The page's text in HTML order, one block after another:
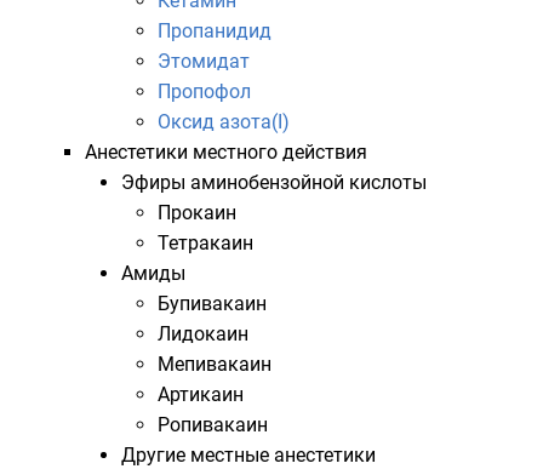
Пропанидид
Этомидат
Пропофол
Оксид азота(I)
Анестетики местного действия
Эфиры аминобензойной кислоты
Прокаин
Тетракаин
Амиды
Бупивакаин
Лидокаин
Мепивакаин
Артикаин
Ропивакаин
Другие местные анестетики